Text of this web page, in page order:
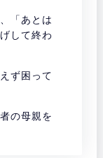
「あとは
して終わ
ず困って
の母親を